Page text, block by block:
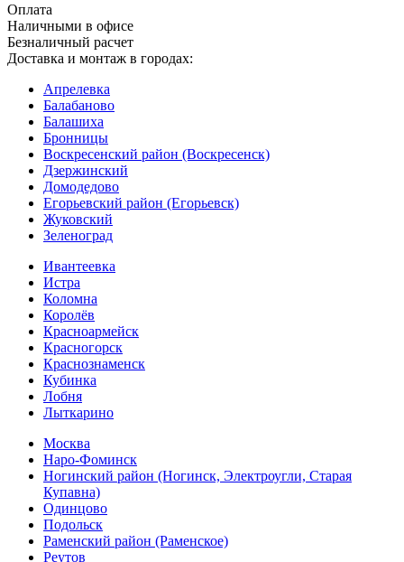
Оплата
Наличными в офисе
Безналичный расчет
Доставка и монтаж в городах:
Апрелевка
Балабаново
Балашиха
Бронницы
Воскресенский район (Воскресенск)
Дзержинский
Домодедово
Егорьевский район (Егорьевск)
Жуковский
Зеленоград
Ивантеевка
Истра
Коломна
Королёв
Красноармейск
Красногорск
Краснознаменск
Кубинка
Лобня
Лыткарино
Москва
Наро-Фоминск
Ногинский район (Ногинск, Электроугли, Старая
Купавна)
Одинцово
Подольск
Раменский район (Раменское)
Реутов